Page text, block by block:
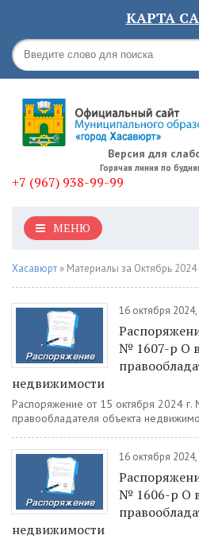
КАРТА
Версия для
Горячая линия по
+7 (967) 938-99-99
МЕНЮ
Хасавюрт » Материалы за Октябрь
16 октября
№ 1607-р О
недвижимости
Распоряжение от 15 октября 2024
правообладателя объекта
16 октября
№ 1606-р О
недвижимости